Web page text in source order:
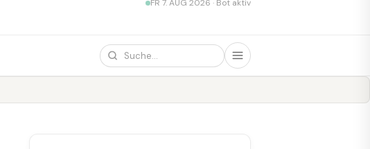
FR 7. AUG 2026 · Bot aktiv